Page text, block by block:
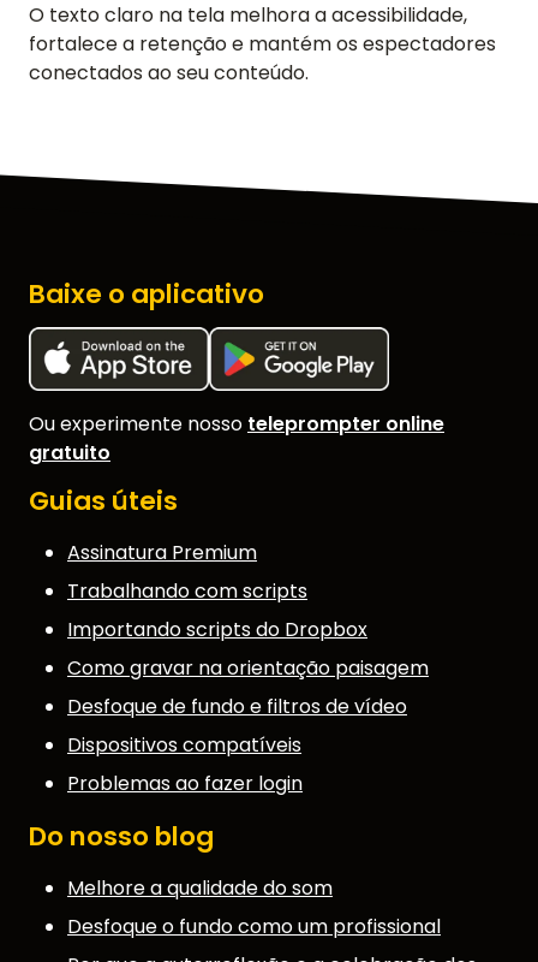
O texto claro na tela melhora a acessibilidade,
fortalece a retenção e mantém os espectadores
conectados ao seu conteúdo.
Baixe o aplicativo
Ou experimente nosso teleprompter online
gratuito
Guias úteis
Assinatura Premium
Trabalhando com scripts
Importando scripts do Dropbox
Como gravar na orientação paisagem
Desfoque de fundo e filtros de vídeo
Dispositivos compatíveis
Problemas ao fazer login
Do nosso blog
Melhore a qualidade do som
Desfoque o fundo como um profissional